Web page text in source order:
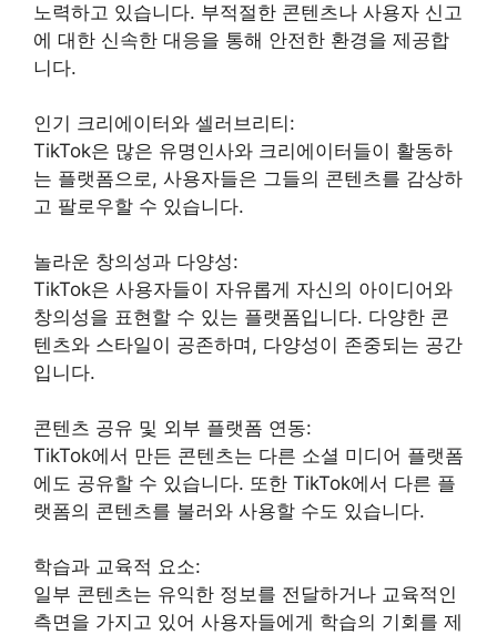
노력하고 있습니다. 부적절한 콘텐츠나 사용자 신고
에 대한 신속한 대응을 통해 안전한 환경을 제공합
니다.
인기 크리에이터와 셀러브리티:
TikTok은 많은 유명인사와 크리에이터들이 활동하
는 플랫폼으로, 사용자들은 그들의 콘텐츠를 감상하
고 팔로우할 수 있습니다.
놀라운 창의성과 다양성:
TikTok은 사용자들이 자유롭게 자신의 아이디어와
창의성을 표현할 수 있는 플랫폼입니다. 다양한 콘
텐츠와 스타일이 공존하며, 다양성이 존중되는 공간
입니다.
콘텐츠 공유 및 외부 플랫폼 연동:
TikTok에서 만든 콘텐츠는 다른 소셜 미디어 플랫폼
에도 공유할 수 있습니다. 또한 TikTok에서 다른 플
랫폼의 콘텐츠를 불러와 사용할 수도 있습니다.
학습과 교육적 요소:
일부 콘텐츠는 유익한 정보를 전달하거나 교육적인
측면을 가지고 있어 사용자들에게 학습의 기회를 제